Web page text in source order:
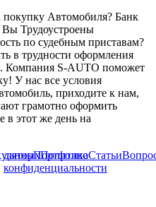
покупку Автомобиля? Банк
Вы Трудоустроены
по судебным приставам?
в трудности оформления
Компания S-AUTO поможет
У нас все условия
приходите к нам,
грамотно оформить
в этот же день на
ПортфолиоСтатьи
данныхПолитика
конфиденциальности